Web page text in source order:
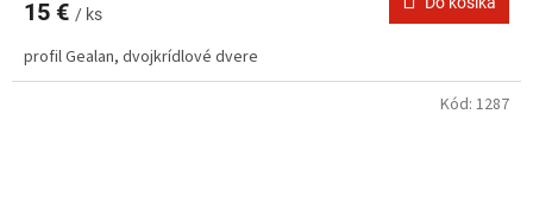
15 € / ks
profil Gealan, dvojkrídlové dvere
Kód: 1287